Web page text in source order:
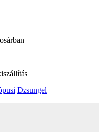
Dzsungel